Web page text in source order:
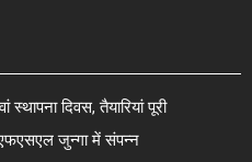
दिवस, तैयारियां पूरी
जुन्गा में संपन्न